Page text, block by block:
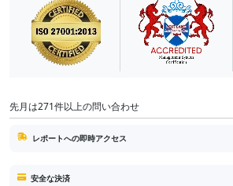
先月は271件以上の問い合わせ
レポートへの即時アクセス
安全な決済